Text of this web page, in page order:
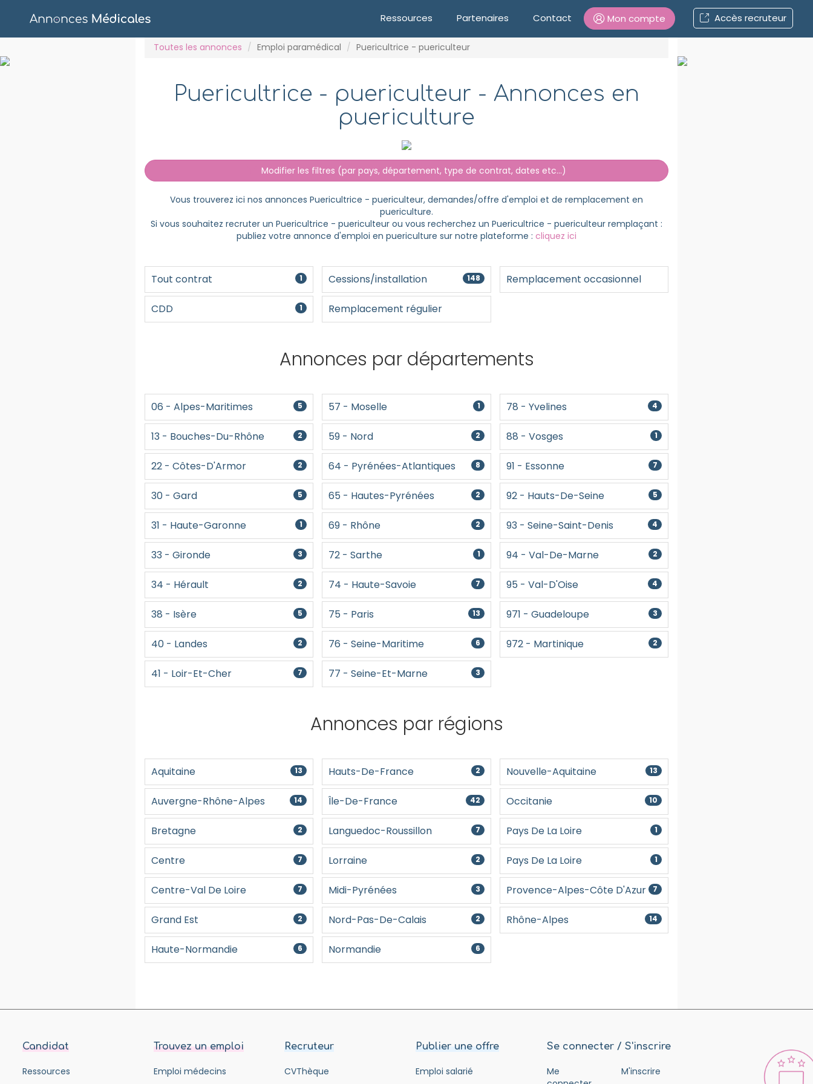
Ressources Partenaires Contact Mon compte Accès recruteur
Se connecter avec Google
Se connecter avec LinkedIn
Toutes les annonces Emploi paramédical Puericultrice - puericulteur
Puericultrice - puericulteur - Annonces en
puericulture
Modifier les filtres (par pays, département, type de contrat, dates etc...)
Vous trouverez ici nos annonces Puericultrice - puericulteur, demandes/offre d'emploi et de remplacement en
puericulture.
Si vous souhaitez recruter un Puericultrice - puericulteur ou vous recherchez un Puericultrice - puericulteur remplaçant :
publiez votre annonce d'emploi en puericulture sur notre plateforme : cliquez ici
Tout contrat 1
CDD 1
Cessions/installation 148
Remplacement régulier
Remplacement occasionnel
Annonces par départements
06 - Alpes-Maritimes 5
13 - Bouches-Du-Rhône 2
22 - Côtes-D'Armor 2
30 - Gard 5
31 - Haute-Garonne 1
33 - Gironde 3
34 - Hérault 2
38 - Isère 5
40 - Landes 2
41 - Loir-Et-Cher 7
57 - Moselle 1
59 - Nord 2
64 - Pyrénées-Atlantiques 8
65 - Hautes-Pyrénées 2
69 - Rhône 2
72 - Sarthe 1
74 - Haute-Savoie 7
75 - Paris 13
76 - Seine-Maritime 6
77 - Seine-Et-Marne 3
78 - Yvelines 4
88 - Vosges 1
91 - Essonne 7
92 - Hauts-De-Seine 5
93 - Seine-Saint-Denis 4
94 - Val-De-Marne 2
95 - Val-D'Oise 4
971 - Guadeloupe 3
972 - Martinique 2
Annonces par régions
Aquitaine 13
Auvergne-Rhône-Alpes 14
Bretagne 2
Centre 7
Centre-Val De Loire 7
Grand Est 2
Haute-Normandie 6
Hauts-De-France 2
Île-De-France 42
Languedoc-Roussillon 7
Lorraine 2
Midi-Pyrénées 3
Nord-Pas-De-Calais 2
Normandie 6
Nouvelle-Aquitaine 13
Occitanie 10
Pays De La Loire 1
Pays De La Loire 1
Provence-Alpes-Côte D'Azur 7
Rhône-Alpes 14
Candidat
Ressources
Trouvez un emploi
Emploi médecins
Recruteur
CVThèque
Publier une offre
Emploi salarié
Se connecter / S'inscrire
Me
M'inscrire